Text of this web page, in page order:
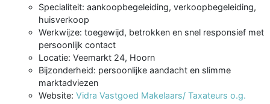
Specialiteit: aankoopbegeleiding, verkoopbegeleiding,
huisverkoop
Werkwijze: toegewijd, betrokken en snel responsief met
persoonlijk contact
Locatie: Veemarkt 24, Hoorn
Bijzonderheid: persoonlijke aandacht en slimme
marktadviezen
Website: Vidra Vastgoed Makelaars/ Taxateurs o.g.